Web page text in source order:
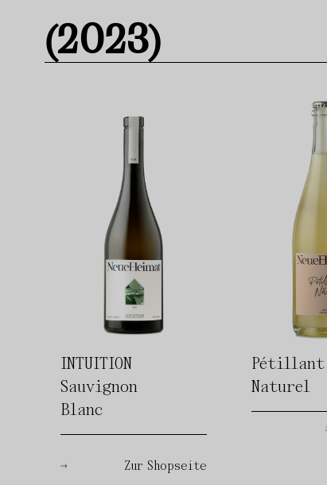
(2023)
INTUITION
Sauvignon
Blanc
Zur Shopseite
Pétillant
Naturel